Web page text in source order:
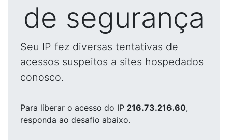
de segurança
Seu IP fez diversas tentativas de
acessos suspeitos a sites hospedados
conosco.
Para liberar o acesso do IP 216.73.216.60,
responda ao desafio abaixo.